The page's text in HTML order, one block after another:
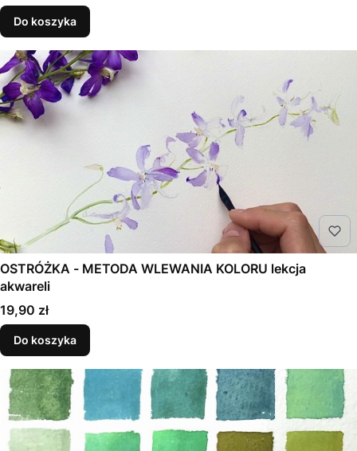
Do koszyka
OSTRÓŻKA - METODA WLEWANIA KOLORU lekcja
akwareli
Cena
19,90 zł
Do koszyka